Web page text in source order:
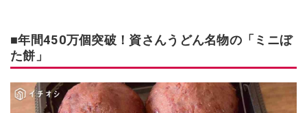
■年間450万個突破！資さんうどん名物の「ミニぼ
た餅」